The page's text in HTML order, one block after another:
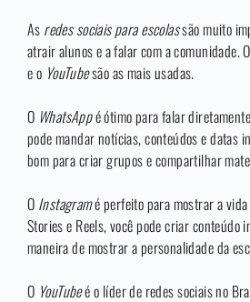
As redes sociais para escolassão muito
atrair alunos e a falar com a comunidade. O
e o YouTubesão as mais usadas.
O WhatsAppé ótimo para falar
pode mandar notícias, conteúdos e datas
bom para criar grupos e compartilhar
O Instagramé perfeito para mostrar a vida
Stories e Reels, você pode criar conteúdo
maneira de mostrar a personalidade da
O YouTubeé o líder de redes sociais no